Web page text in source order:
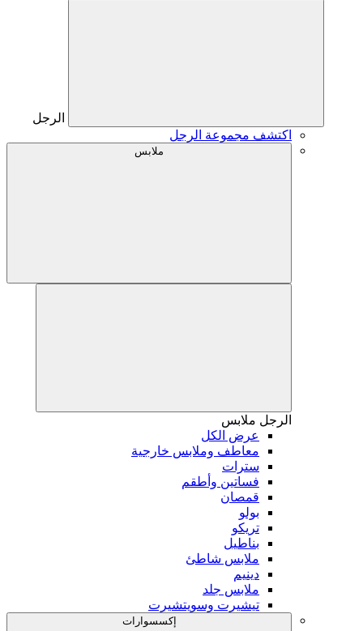
الرجل
اكتشف مجموعة الرجل
ملابس
الرجل ملابس
عرض الكل
معاطف وملابس خارجية
سترات
فساتين وأطقم
قمصان
بولو
تريكو
بناطيل
ملابس شاطئ
دينيم
ملابس جلد
تيشيرت وسويتشيرت
إكسسوارات